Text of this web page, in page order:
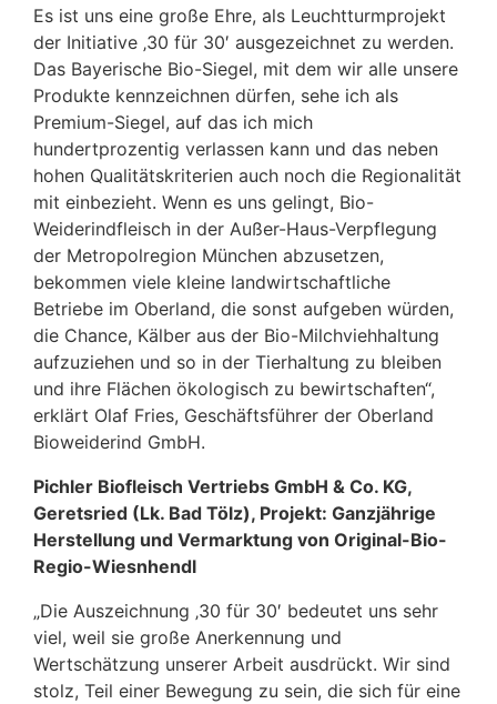
Es ist uns eine große Ehre, als Leuchtturmprojekt
der Initiative ‚30 für 30′ ausgezeichnet zu werden.
Das Bayerische Bio-Siegel, mit dem wir alle unsere
Produkte kennzeichnen dürfen, sehe ich als
Premium-Siegel, auf das ich mich
hundertprozentig verlassen kann und das neben
hohen Qualitätskriterien auch noch die Regionalität
mit einbezieht. Wenn es uns gelingt, Bio-
Weiderindfleisch in der Außer-Haus-Verpflegung
der Metropolregion München abzusetzen,
bekommen viele kleine landwirtschaftliche
Betriebe im Oberland, die sonst aufgeben würden,
die Chance, Kälber aus der Bio-Milchviehhaltung
aufzuziehen und so in der Tierhaltung zu bleiben
und ihre Flächen ökologisch zu bewirtschaften“,
erklärt Olaf Fries, Geschäftsführer der Oberland
Bioweiderind GmbH.
Pichler Biofleisch Vertriebs GmbH & Co. KG,
Geretsried (Lk. Bad Tölz), Projekt: Ganzjährige
Herstellung und Vermarktung von Original-Bio-
Regio-Wiesnhendl
„Die Auszeichnung ‚30 für 30′ bedeutet uns sehr
viel, weil sie große Anerkennung und
Wertschätzung unserer Arbeit ausdrückt. Wir sind
stolz, Teil einer Bewegung zu sein, die sich für eine